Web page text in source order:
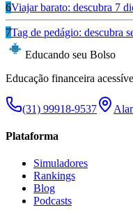
6Viajar barato: descubra 7
7Tag de pedágio: descubra
Educando seu Bolso
Educação financeira
(31) 99918-9537
Plataforma
Simuladores
Rankings
Blog
Podcasts